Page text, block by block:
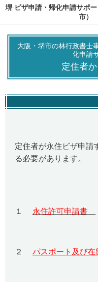
堺 ビザ申請・帰化申請サポ
市）
大阪・堺市の林行政書士
化申請
定住者
定住者が永住ビザ申請
る必要があります。
１ 永住許可申請書
２ パスポート及び在